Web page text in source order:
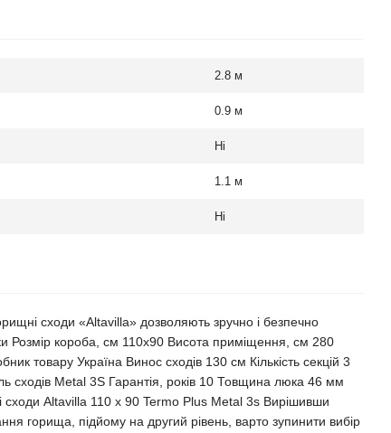
2.8 м
0.9 м
Ні
1.1 м
Ні
сходи «Altavilla» дозволяють зручно і безпечно
Розмір короба, см 110х90 Висота приміщення, см 280
товару Україна Винос сходів 130 см Кількість секцій 3
сходів Metal 3S Гарантія, років 10 Товщина люка 46 мм
Altavilla 110 х 90 Termo Plus Metal 3s Вирішивши
горища, підйому на другий рівень, варто зупинити вибір